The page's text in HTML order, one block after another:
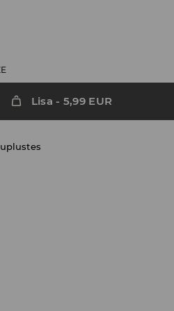
Lisa - 5,99 EUR